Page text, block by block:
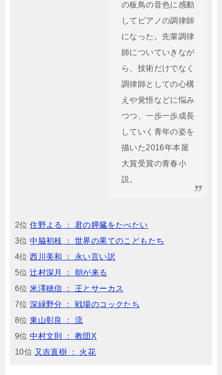
の板鳥の音色に感動
してピアノの調律師
になった。先輩調律
師についていきなが
ら、技術だけでなく
調律師としての心構
えや覚悟などに悩み
つつ、一歩一歩成長
していく青年の姿を
描いた2016年本屋
大賞受賞の青春小
説。
2位住野よる ： 君の膵臓をたべたい
3位中脇初枝 ： 世界の果てのこどもたち
4位西川美和 ： 永い言い訳
5位辻村深月 ： 朝が来る
6位米澤穂信 ： 王とサーカス
7位深緑野分 ： 戦場のコックたち
8位東山彰良 ： 流
9位中村文則 ： 教団X
10位 又吉直樹 ： 火花